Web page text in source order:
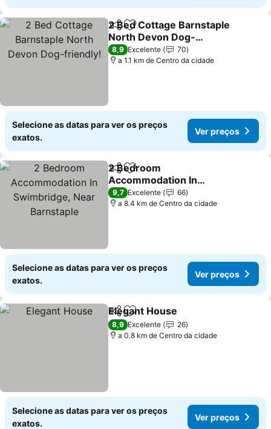
PartilharAdicionar aos favoritos
2 Bed Cottage Barnstaple
North Devon Dog-
friendly!
Ver preços
8,9 Excelente
70
a 1.1 km de Centro da cidade
Selecione as datas para ver os preços
exatos.
Ver preços
PartilharAdicionar aos favoritos
2 Bedroom
Accommodation In
Swimbridge, Near
Barnstaple
Ver preços
9,7 Excelente
66
a 8.4 km de Centro da cidade
Selecione as datas para ver os preços
exatos.
Ver preços
PartilharAdicionar aos favoritos
Elegant House
8,9 Excelente
26
a 0.8 km de Centro da cidade
Selecione as datas para ver os preços
exatos.
Ver preços